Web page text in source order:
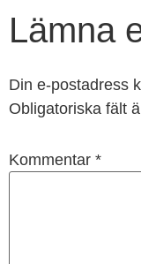
Lämna
Din e-postadress
Obligatoriska fält
Kommentar *